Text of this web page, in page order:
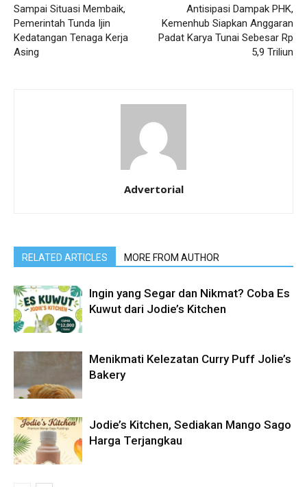
Sampai Situasi Membaik,
Pemerintah Tunda Ijin
Kedatangan Tenaga Kerja
Asing
Antisipasi Dampak PHK,
Kemenhub Siapkan Anggaran
Padat Karya Tunai Sebesar Rp
5,9 Triliun
Advertorial
RELATED ARTICLES MORE FROM AUTHOR
Ingin yang Segar dan Nikmat? Coba Es
Kuwut dari Jodie’s Kitchen
Menikmati Kelezatan Curry Puff Jolie’s
Bakery
Jodie’s Kitchen, Sediakan Mango Sago
Harga Terjangkau